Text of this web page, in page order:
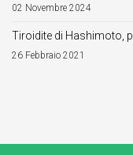
02 Novembre 2024
Tiroidite di Hashimoto,
26 Febbraio 2021